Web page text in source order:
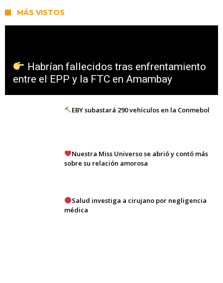
MÁS VISTOS
Habrían fallecidos tras enfrentamiento
entre el EPP y la FTC en Amambay
EBY subastará 290 vehículos en la Conmebol
Nuestra Miss Universo se abrió y contó más
sobre su relación amorosa
Salud investiga a cirujano por negligencia
médica